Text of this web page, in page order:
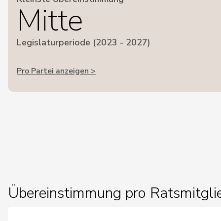
Mitte
Legislaturperiode (2023 - 2027)
Pro Partei anzeigen >
Übereinstimmung pro